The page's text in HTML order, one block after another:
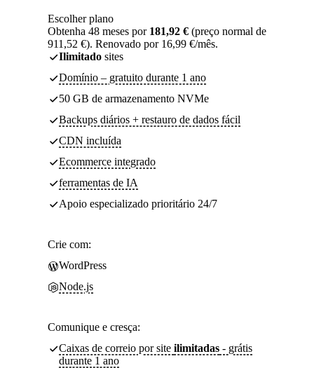
Escolher plano
Obtenha 48 meses por 181,92 € (preço normal de
911,52 €). Renovado por 16,99 €/mês.
Ilimitado sites
Domínio – gratuito durante 1 ano
50 GB de armazenamento NVMe
Backups diários + restauro de dados fácil
CDN incluída
Ecommerce integrado
ferramentas de IA
Apoio especializado prioritário 24/7
Crie com:
WordPress
Node.js
Comunique e cresça:
Caixas de correio por site ilimitadas - grátis
durante 1 ano